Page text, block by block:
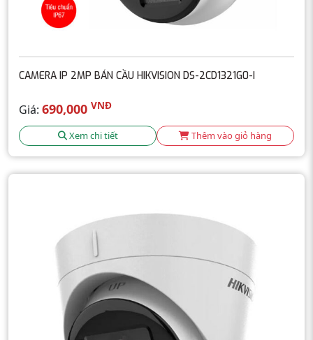
CAMERA IP 2MP BÁN CẦU HIKVISION DS-2CD1321G0-I
Giá: 690,000 VNĐ
Xem chi tiết Thêm vào giỏ hàng